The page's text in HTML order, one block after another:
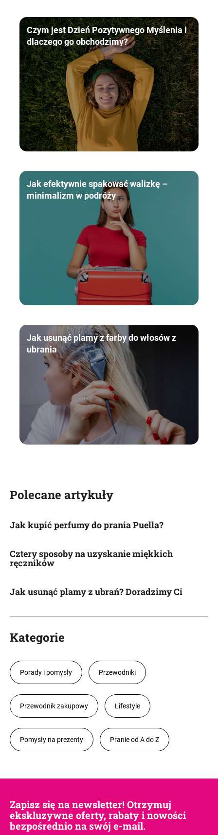
Czym jest Dzień Pozytywnego Myślenia i
dlaczego go obchodzimy?
Jak efektywnie spakować walizkę –
minimalizm w podróży
Jak usunąć plamy z farby do włosów z
ubrania
Polecane artykuły
Jak kupić perfumy do prania Puella?
Cztery sposoby na uzyskanie miękkich
ręczników
Jak usunąć plamy z ubrań? Doradzimy Ci
Kategorie
Porady i pomysły Przewodniki
Przewodnik zakupowy Lifestyle
Pomysły na prezenty Pranie od A do Z
Zapisz się na newsletter! Otrzymuj
ekskluzywne oferty, rabaty i nowości
bezpośrednio na swój e-mail.